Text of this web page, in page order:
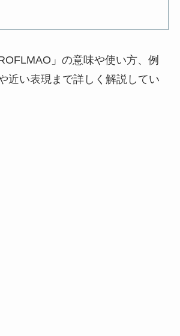
」の意味や使い方、例
近い表現まで詳しく解説してい